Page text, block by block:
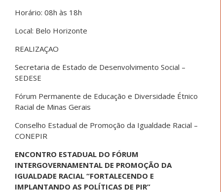
Horário: 08h às 18h
Local: Belo Horizonte
REALIZAÇAO
Secretaria de Estado de Desenvolvimento Social –
SEDESE
Fórum Permanente de Educação e Diversidade Étnico
Racial de Minas Gerais
Conselho Estadual de Promoção da Igualdade Racial –
CONEPIR
ENCONTRO ESTADUAL DO FÓRUM
INTERGOVERNAMENTAL DE PROMOÇÃO DA
IGUALDADE RACIAL “FORTALECENDO E
IMPLANTANDO AS POLÍTICAS DE PIR”